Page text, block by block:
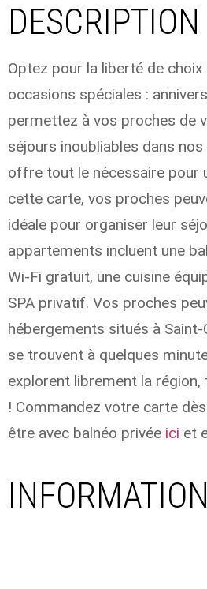
DESCRIPTION
Optez pour la liberté de
occasions spéciales :
permettez à vos proches de
séjours inoubliables dans
offre tout le nécessaire pour
cette carte, vos proches
idéale pour organiser leur
appartements incluent une
Wi-Fi gratuit, une cuisine
SPA privatif. Vos proches
hébergements situés à
se trouvent à quelques
explorent librement la
! Commandez votre carte
être avec balnéo privée ici et